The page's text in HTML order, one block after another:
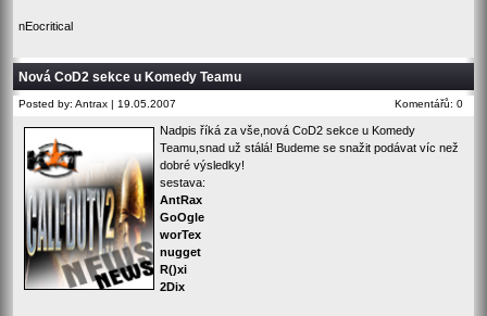
nEocritical
Nová CoD2 sekce u Komedy Teamu
Posted by: Antrax | 19.05.2007 Komentářů: 0
Nadpis říká za vše,nová CoD2 sekce u Komedy
Teamu,snad už stálá! Budeme se snažit podávat víc než
dobré výsledky!
sestava:
AntRax
GoOgle
worTex
nugget
R()xi
2Dix